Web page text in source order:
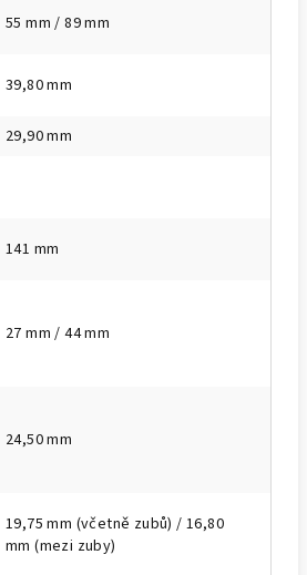
55 mm / 89 mm
39,80 mm
29,90 mm
141 mm
27 mm / 44 mm
24,50 mm
19,75 mm (včetně zubů) / 16,80
mm (mezi zuby)